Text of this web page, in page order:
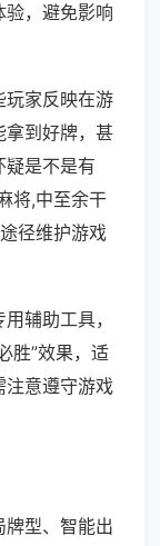
，避免影响
玩家反映在游
拿到好牌，甚
疑是不是有
将,中至余干
径维护游戏
辅助工具，
胜”效果，适
注意遵守游戏
型、智能出